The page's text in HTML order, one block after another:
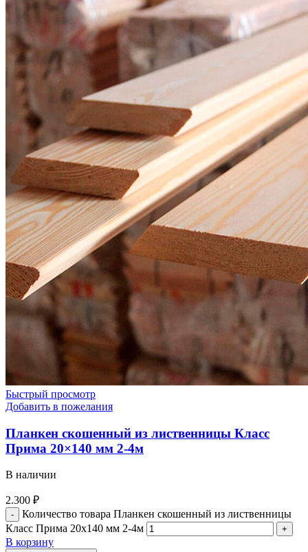
Быстрый просмотр
Добавить в пожелания
Планкен скошенный из лиственницы Класс
Прима 20×140 мм 2-4м
В наличии
2.300 ₽
Количество товара Планкен скошенный из лиственницы
Класс Прима 20x140 мм 2-4м
В корзину